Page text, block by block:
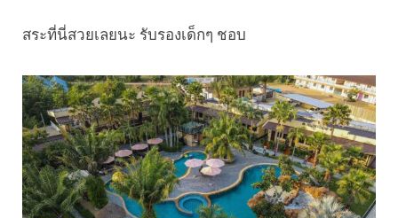
สระที่นี่สวยเลยนะ รับรองเด็กๆ ชอบ